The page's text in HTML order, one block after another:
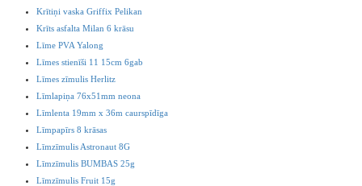
Krītiņi vaska Griffix Pelikan
Krīts asfalta Milan 6 krāsu
Līme PVA Yalong
Līmes stienīši 11 15cm 6gab
Līmes zīmulis Herlitz
Līmlapiņa 76x51mm neona
Līmlenta 19mm x 36m caurspīdīga
Līmpapīrs 8 krāsas
Līmzīmulis Astronaut 8G
Līmzīmulis BUMBAS 25g
Līmzīmulis Fruit 15g